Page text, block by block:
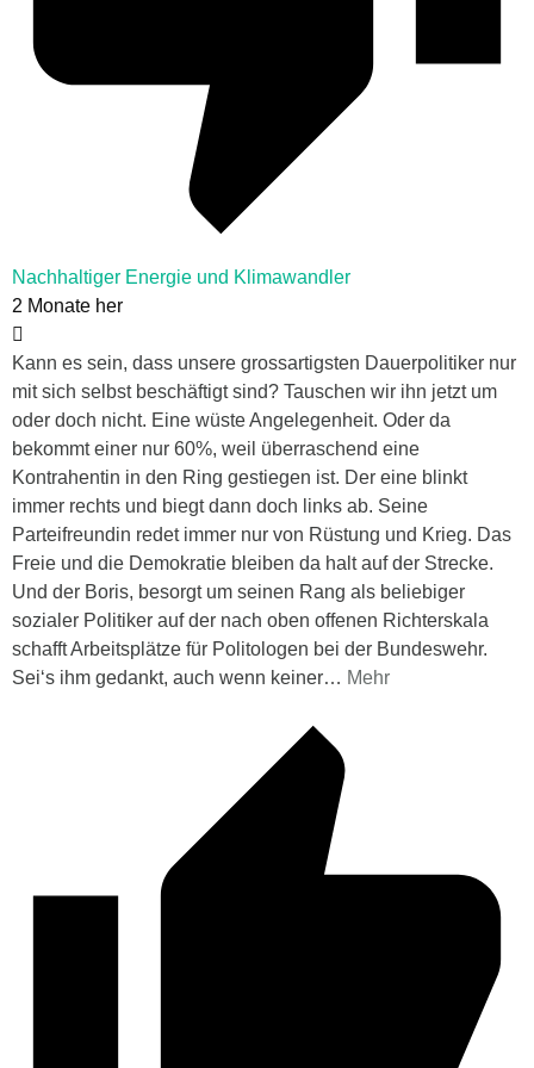
Nachhaltiger Energie und Klimawandler
2 Monate her
Kann es sein, dass unsere grossartigsten Dauerpolitiker nur
mit sich selbst beschäftigt sind? Tauschen wir ihn jetzt um
oder doch nicht. Eine wüste Angelegenheit. Oder da
bekommt einer nur 60%, weil überraschend eine
Kontrahentin in den Ring gestiegen ist. Der eine blinkt
immer rechts und biegt dann doch links ab. Seine
Parteifreundin redet immer nur von Rüstung und Krieg. Das
Freie und die Demokratie bleiben da halt auf der Strecke.
Und der Boris, besorgt um seinen Rang als beliebiger
sozialer Politiker auf der nach oben offenen Richterskala
schafft Arbeitsplätze für Politologen bei der Bundeswehr.
Sei‘s ihm gedankt, auch wenn keiner… Mehr